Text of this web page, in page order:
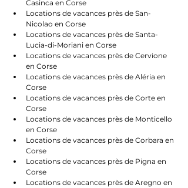
Casinca en Corse
Locations de vacances près de San-
Nicolao en Corse
Locations de vacances près de Santa-
Lucia-di-Moriani en Corse
Locations de vacances près de Cervione
en Corse
Locations de vacances près de Aléria en
Corse
Locations de vacances près de Corte en
Corse
Locations de vacances près de Monticello
en Corse
Locations de vacances près de Corbara en
Corse
Locations de vacances près de Pigna en
Corse
Locations de vacances près de Aregno en